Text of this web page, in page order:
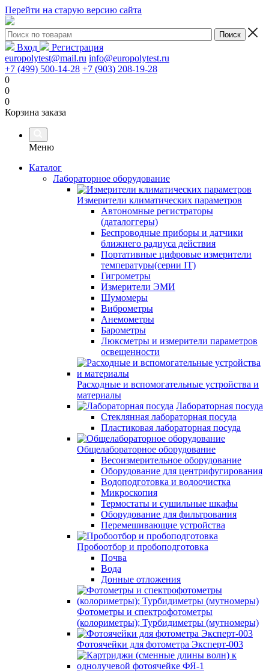
Перейти на старую версию сайта
Вход
Регистрация
europolytest@mail.ru info@europolytest.ru
+7 (499) 500-14-28 +7 (903) 208-19-28
0
0
0
Корзина заказа
Меню
Каталог
Лабораторное оборудование
Измерители климатических параметров
Автономные регистраторы
(даталоггеры)
Беспроводные приборы и датчики
ближнего радиуса действия
Портативные цифровые измерители
температуры(серии IT)
Гигрометры
Измерители ЭМИ
Шумомеры
Виброметры
Анемометры
Барометры
Люксметры и измерители параметров
освещенности
Расходные и вспомогательные устройства и
материалы
Лабораторная посуда
Стеклянная лабораторная посуда
Пластиковая лабораторная посуда
Общелабораторное оборудование
Весоизмерительное оборудование
Оборудование для центрифугирования
Водоподготовка и водоочистка
Микроскопия
Термостаты и сушильные шкафы
Оборудование для фильтрования
Перемешивающие устройства
Пробоотбор и пробоподготовка
Почва
Вода
Донные отложения
Фотометры и спектрофотометры
(колориметры); Турбидиметры (мутномеры)
Фотоячейки для фотометра Эксперт-003